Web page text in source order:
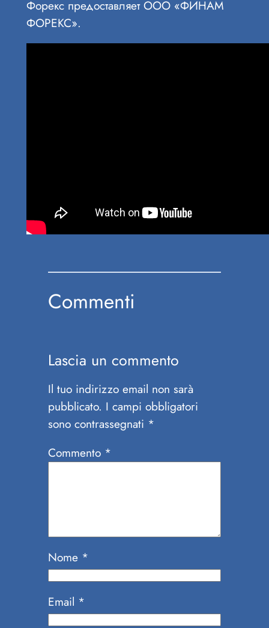
Форекс предоставляет ООО «ФИНАМ
ФОРЕКС».
Commenti
Lascia un commento
Il tuo indirizzo email non sarà
pubblicato. I campi obbligatori
sono contrassegnati *
Commento *
Nome *
Email *